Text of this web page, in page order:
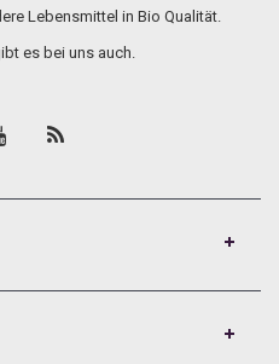
Lebensmittel in Bio Qualität.
es bei uns auch.